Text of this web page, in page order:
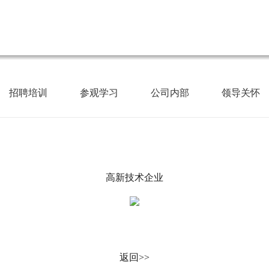
招聘培训 参观学习 公司内部 领导关怀
高新技术企业
返回>>